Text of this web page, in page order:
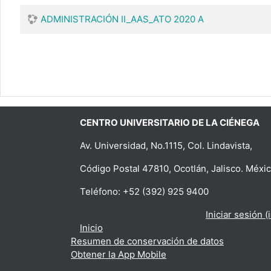
ADMINISTRACIÓN II_AAS_ATO 2020 A
CENTRO UNIVERSITARIO DE LA CIÉNEGA
Av. Universidad, No.1115, Col. Lindavista,
Código Postal 47810, Ocotlán, Jalisco.
Teléfono: +52 (392) 925 9400
Iniciar sesión
Inicio
Resumen de conservación de datos
Obtener la App Mobile